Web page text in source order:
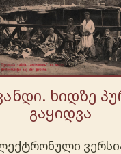
ხიდზე
გაყიდვა